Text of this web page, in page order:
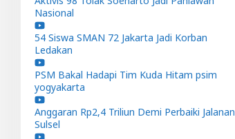
Nasional
54 Siswa SMAN 72 Jakarta Jadi Korban
Ledakan
PSM Bakal Hadapi Tim Kuda Hitam psim
yogyakarta
Anggaran Rp2,4 Triliun Demi Perbaiki Jalanan
Sulsel